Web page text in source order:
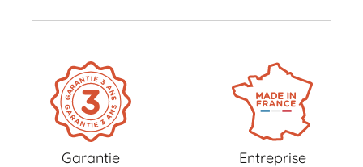
Garantie
Entreprise